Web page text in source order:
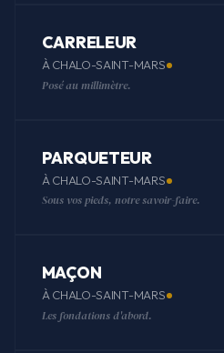
CARRELEUR
À CHALO-SAINT-MARS
Posé au millimètre.
PARQUETEUR
À CHALO-SAINT-MARS
Sous vos pieds, notre savoir-faire.
MAÇON
À CHALO-SAINT-MARS
Les fondations d'abord.